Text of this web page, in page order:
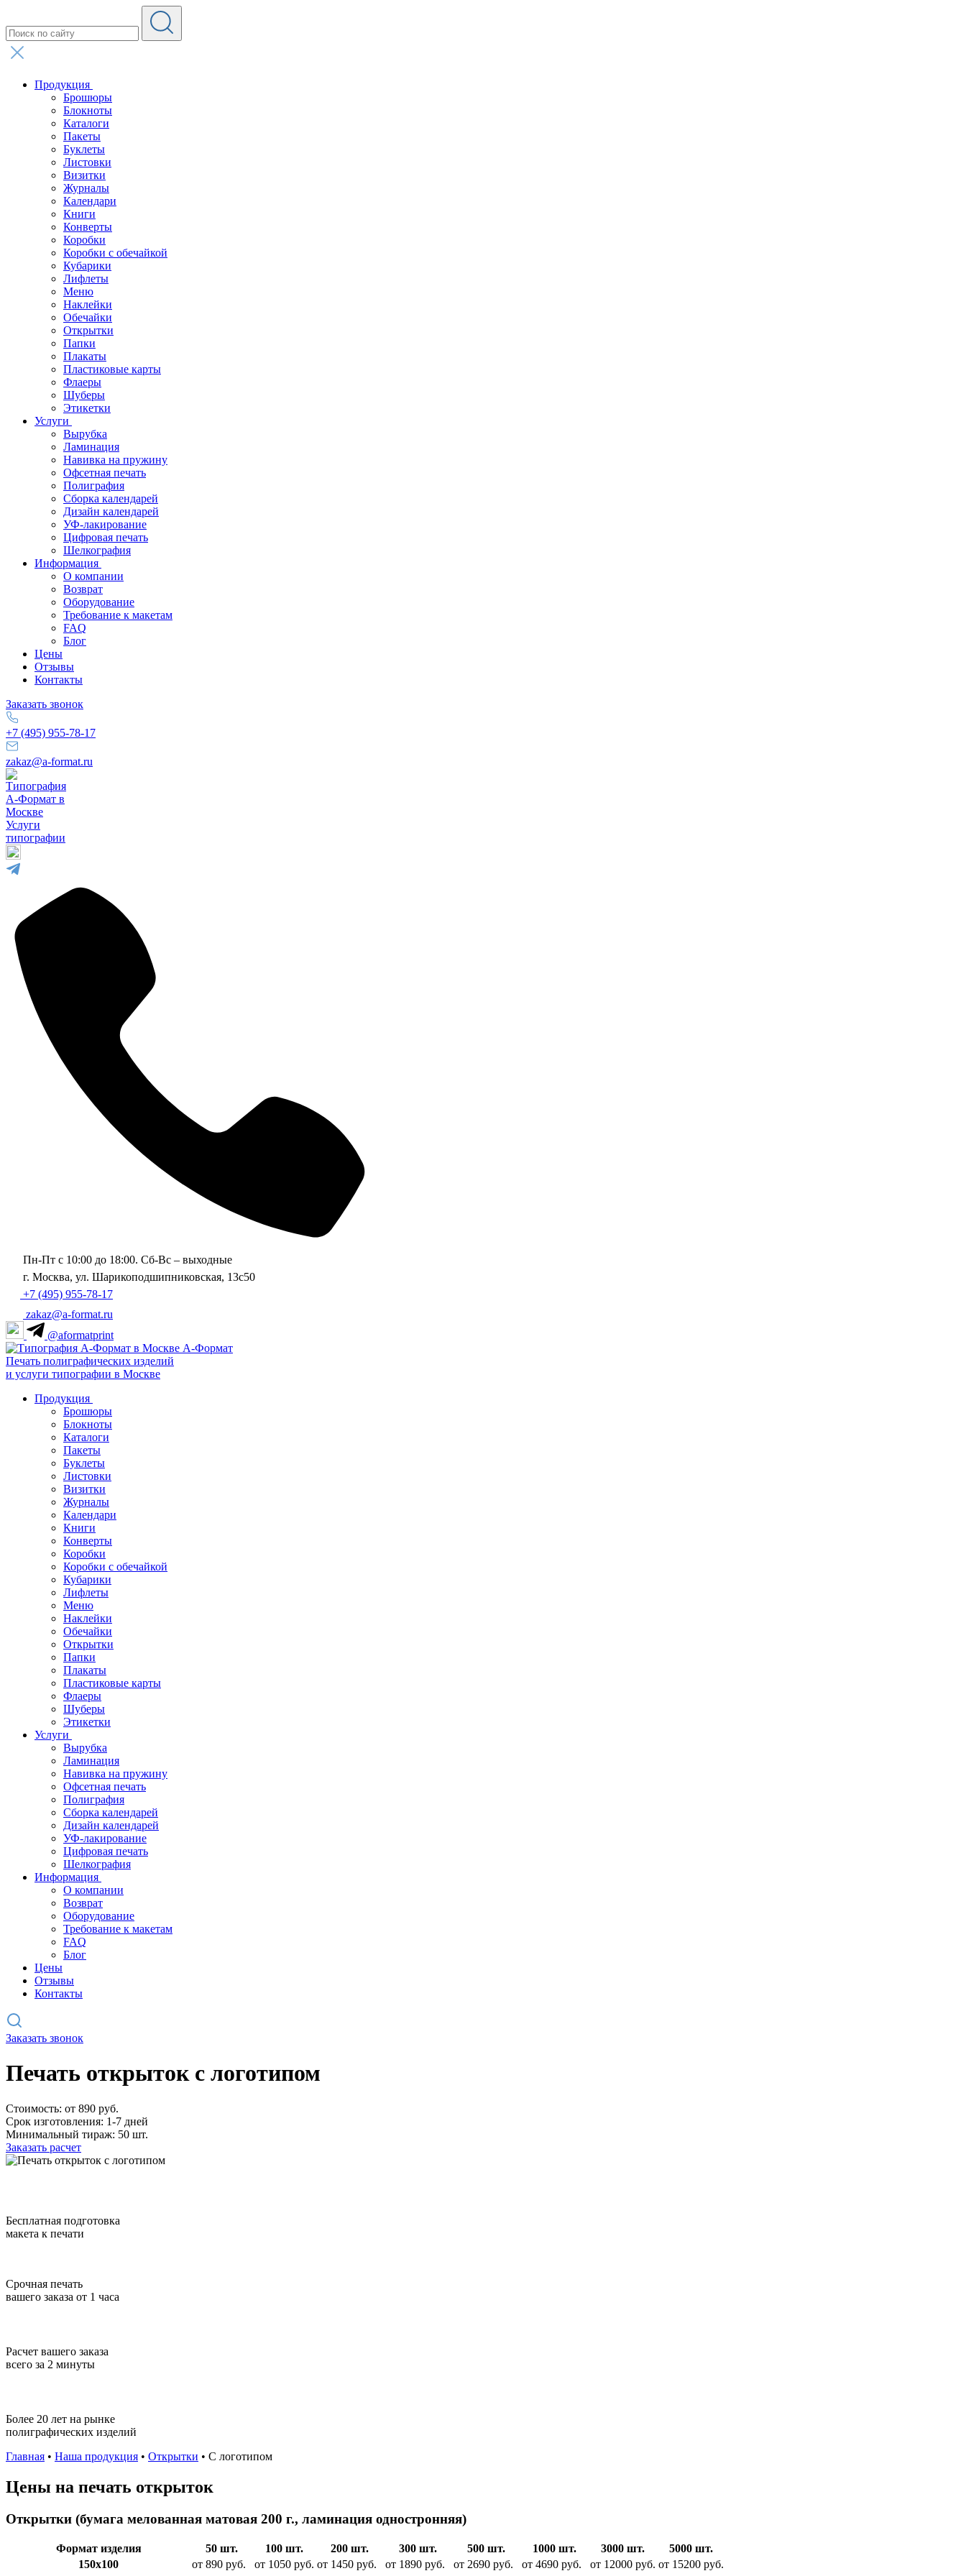
Продукция
Брошюры
Блокноты
Каталоги
Пакеты
Буклеты
Листовки
Визитки
Журналы
Календари
Книги
Конверты
Коробки
Коробки с обечайкой
Кубарики
Лифлеты
Меню
Наклейки
Обечайки
Открытки
Папки
Плакаты
Пластиковые карты
Флаеры
Шуберы
Этикетки
Услуги
Вырубка
Ламинация
Навивка на пружину
Офсетная печать
Полиграфия
Сборка календарей
Дизайн календарей
УФ-лакирование
Цифровая печать
Шелкография
Информация
О компании
Возврат
Оборудование
Требование к макетам
FAQ
Блог
Цены
Отзывы
Контакты
Заказать звонок
+7 (495) 955-78-17
zakaz@a-format.ru
Услуги
типографии
Пн-Пт с 10:00 до 18:00. Сб-Вс – выходные
г. Москва, ул. Шарикоподшипниковская, 13с50
+7 (495) 955-78-17
zakaz@a-format.ru
@aformatprint
А-Формат
Печать полиграфических изделий
и услуги типографии в Москве
Продукция
Брошюры
Блокноты
Каталоги
Пакеты
Буклеты
Листовки
Визитки
Журналы
Календари
Книги
Конверты
Коробки
Коробки с обечайкой
Кубарики
Лифлеты
Меню
Наклейки
Обечайки
Открытки
Папки
Плакаты
Пластиковые карты
Флаеры
Шуберы
Этикетки
Услуги
Вырубка
Ламинация
Навивка на пружину
Офсетная печать
Полиграфия
Сборка календарей
Дизайн календарей
УФ-лакирование
Цифровая печать
Шелкография
Информация
О компании
Возврат
Оборудование
Требование к макетам
FAQ
Блог
Цены
Отзывы
Контакты
Заказать звонок
Печать открыток с логотипом
Стоимость: от 890 руб.
Срок изготовления: 1-7 дней
Минимальный тираж: 50 шт.
Заказать расчет
Бесплатная подготовка
макета к печати
Срочная печать
вашего заказа от 1 часа
Расчет вашего заказа
всего за 2 минуты
Более 20 лет на рынке
полиграфических изделий
Главная • Наша продукция • Открытки • С логотипом
Цены на печать открыток
Открытки (бумага мелованная матовая 200 г., ламинация одностронняя)
Формат изделия 50 шт. 100 шт. 200 шт. 300 шт. 500 шт. 1000 шт. 3000 шт.
5000 шт.
150х100
от 890 руб. от 1050 руб. от 1450 руб. от 1890 руб. от 2690 руб. от 4690 руб. от 12000 руб. от 15200 руб.